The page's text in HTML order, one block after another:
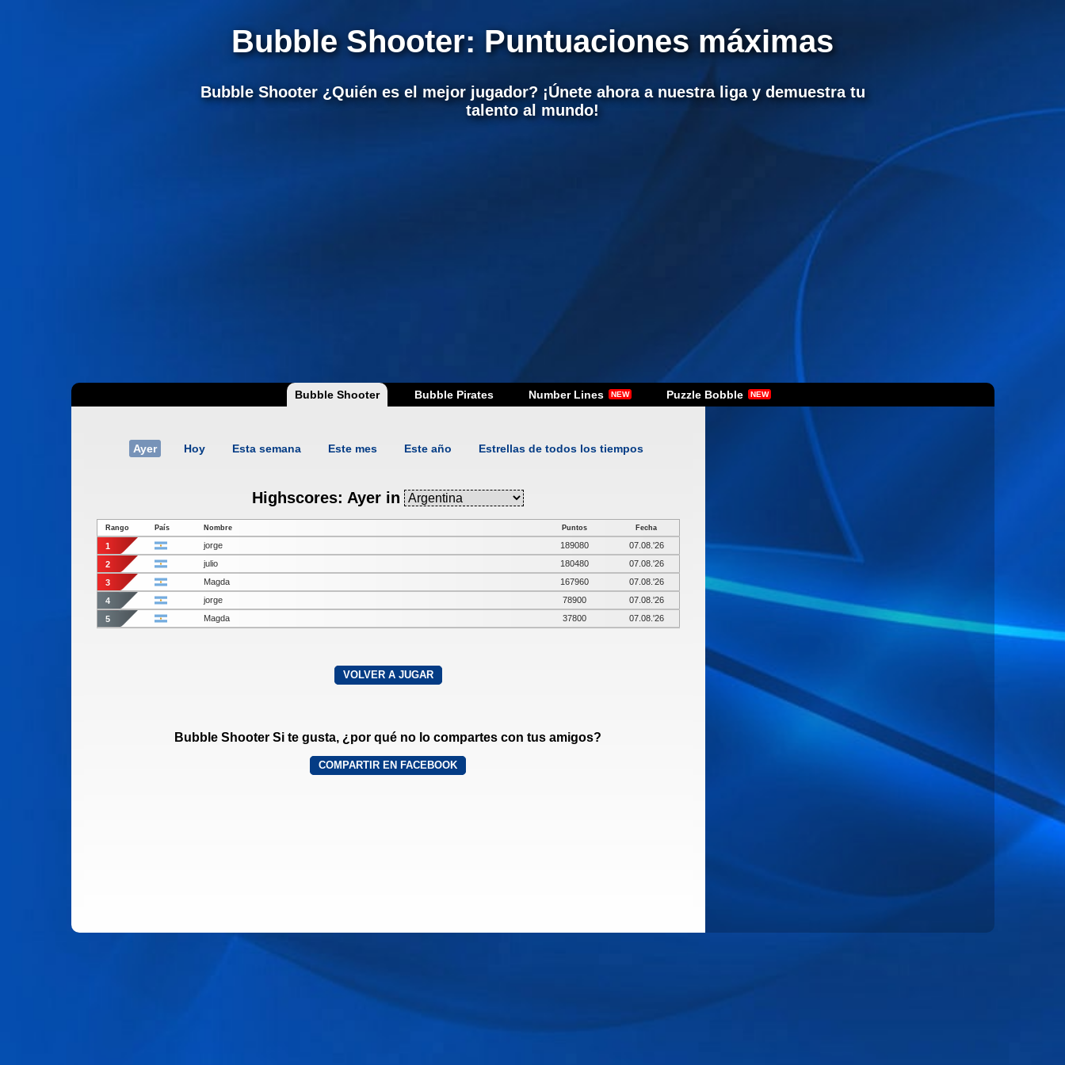
Bubble Shooter: Puntuaciones máximas
Bubble Shooter ¿Quién es el mejor jugador? ¡Únete ahora a nuestra liga y demuestra tu
talento al mundo!
Bubble Shooter Bubble Pirates Number Lines NEW Puzzle Bobble NEW
Ayer Hoy Esta semana Este mes Este año Estrellas de todos los tiempos
Highscores: Ayer in
Rango País Nombre Puntos Fecha
1 jorge 189080
07.08.'26
2
julio 180480
07.08.'26
3
Magda 167960
07.08.'26
4
jorge 78900
07.08.'26
5
Magda 37800 07.08.'26
VOLVER A JUGAR
Bubble Shooter Si te gusta, ¿por qué no lo compartes con tus amigos?
COMPARTIR EN FACEBOOK